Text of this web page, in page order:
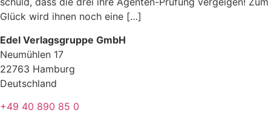
Glück wird ihnen noch eine […]
Edel Verlagsgruppe GmbH
Neumühlen 17
22763 Hamburg
Deutschland
+49 40 890 85 0